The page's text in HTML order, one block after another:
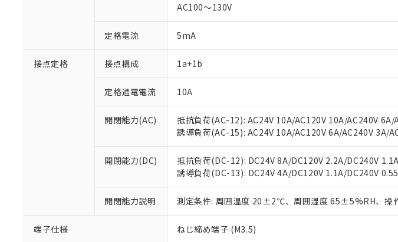
AC100～130V
定格電流 5mA
接点定格 接点構成 1a+1b
定格通電電流 10A
開閉能力(AC)
抵抗負荷(AC-12): AC24V 10A/AC120V 10A/AC240V 6A/
誘導負荷(AC-15): AC24V 10A/AC120V 6A/AC240V 3A/
開閉能力(DC)
抵抗負荷(DC-12): DC24V 8A/DC120V 2.2A/DC240V 1.1A
誘導負荷(DC-13): DC24V 4A/DC120V 1.1A/DC240V
開閉能力説明 測定条件: 周囲温度 20±2℃、周囲湿度 65±5%RH、操
端子仕様 ねじ締め端子 (M3.5)
ご利用条件
以下の条件をお読みいただき、同意のうえご利用く
くものです。
当社制御機器事業取扱商品の中には、本サービ
在庫状況および標準価格照会結果は、記載して
のであり、閲覧された時点での実際の在庫およ
い。
正式な納期状況および標準価格はお客様のお取
当社販売員にご相談ください。
オムロン制御機器販売店や当社販売拠点は「 販
在庫状況および標準価格結果を当社の事前の承
す。
マイパーツ機能（部品リスト作成サービス）を
対応済み：EU RoHS指令（10物質）の非含有に
調査・確認中：EU RoHS指令（10物質）の非含有の
非該当品：ライセンス料など無形物で、有害物質有
仕入先様の事情により、非含有部品としていたもの
があります。
六価クロム(Cr(Ⅵ)) 1000ppm以下、ポリ臭化ビフェニル類(PBB)
フタル酸ビス(2-エチルヘキシル) (DEHP)(別名：DOP) 1000ppm以
ル（DBP） 1000ppm以下、フタル酸ジイソブチル (DIBP)
但し、RoHS指令で産業用監視および制御機器に対する適用除外項目
※2 対応予定月
部品在庫の切り替え状況などにより、予定月が前後
※1 中国RoHS○×表
「×」：最大均質材料含有率が中国RoHSの基準値を
「－」：未確認です。当社販売部門へお問い合わせ
*中国RoHS10物質の基準値 (GB/T26572)：
DBP(フタル酸ジブチル) : 1000ppm、 DIBP(フタル酸ジイソブチル)
DEHP(フタル酸ビス(2-エチルヘキシル)) : 1000ppm
※2 環境保護使用期限
「ｅ」：有害物質（10物質）のすべてが基準値以下で
う）を輸出または国外への提供する場合は、日
などの必要な手続きをとります。
当社は規制貨物を破棄する場合は、完全に破砕
当社は貴社製品を、核兵器、ミサイル、化学兵
置等に一切使用いたしません。
当社は、貴社製品を第三者に販売する場合は、
また当社は、販売先および販売に係わる関係者
たしません。
記
号
説明
○ 一定数以上の在庫あり
△ 一定数には満たないが在庫あり
－
在庫なし(最新の在庫状況については、お客
機器販売店・当社販売員にご確認ください)